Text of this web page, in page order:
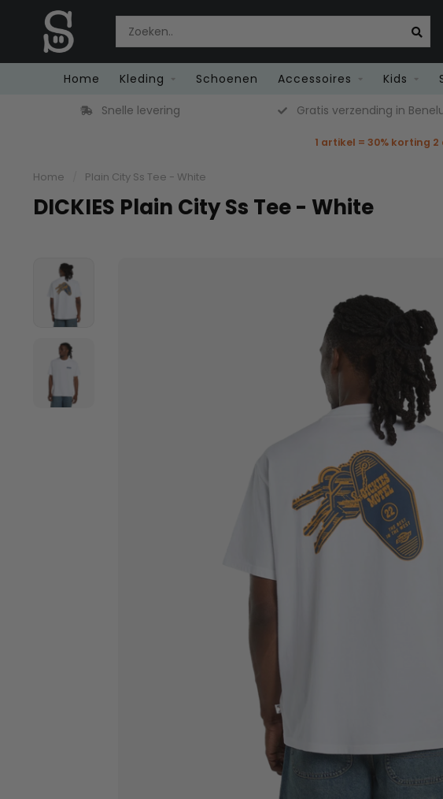
Home Kleding Schoenen Accessoires Kids
Snelle levering
Gratis verzending in
1 artikel = 30% korting
Home Plain City Ss Tee - White
DICKIES Plain City Ss Tee - White